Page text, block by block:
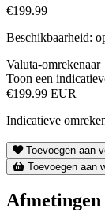
€199.99
Beschikbaarheid:
Valuta-omrekenaar
Toon een
€199.99 EUR
Indicatieve
Toevoegen aan
Toevoegen aan
Afmetingen